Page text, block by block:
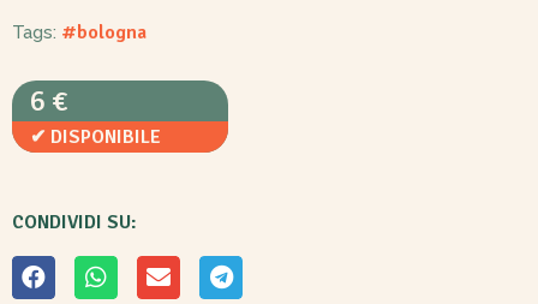
Tags: #bologna
6 €
✔ DISPONIBILE
CONDIVIDI SU: